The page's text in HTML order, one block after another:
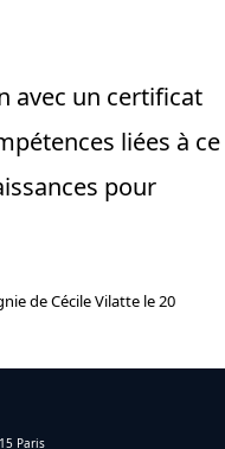
avec un certificat
liées à ce
pour
de Cécile Vilatte le 20
Paris